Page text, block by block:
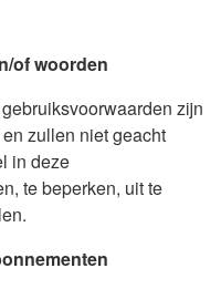
of woorden
zijn
zullen niet geacht
in deze
te beperken, uit te